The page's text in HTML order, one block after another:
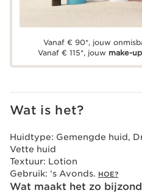
Vanaf € 90*, jouw
Vanaf € 115*, jouw make-
Wat is het?
Huidtype: Gemengde huid,
Vette huid
Textuur: Lotion
Gebruik: ‘s Avonds. HOE?
Wat maakt het zo